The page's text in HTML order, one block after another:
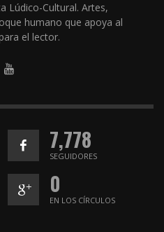
Lúdico-Cultural. Artes,
humano que apoya al
el lector.
7,778
SEGUIDORES
0
EN LOS CÍRCULOS